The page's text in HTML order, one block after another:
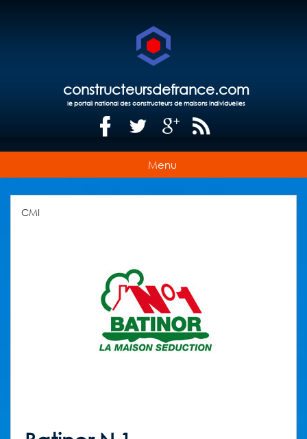
constructeursdefrance.com
le portail national des constructeurs de maisons individuelles
Menu
CMI